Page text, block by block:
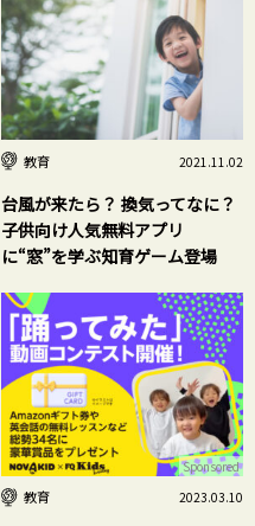
教育 2021.11.02
台風が来たら？ 換気ってなに？
子供向け人気無料アプリ
に“窓”を学ぶ知育ゲーム登場
教育 2023.03.10
Sponsored